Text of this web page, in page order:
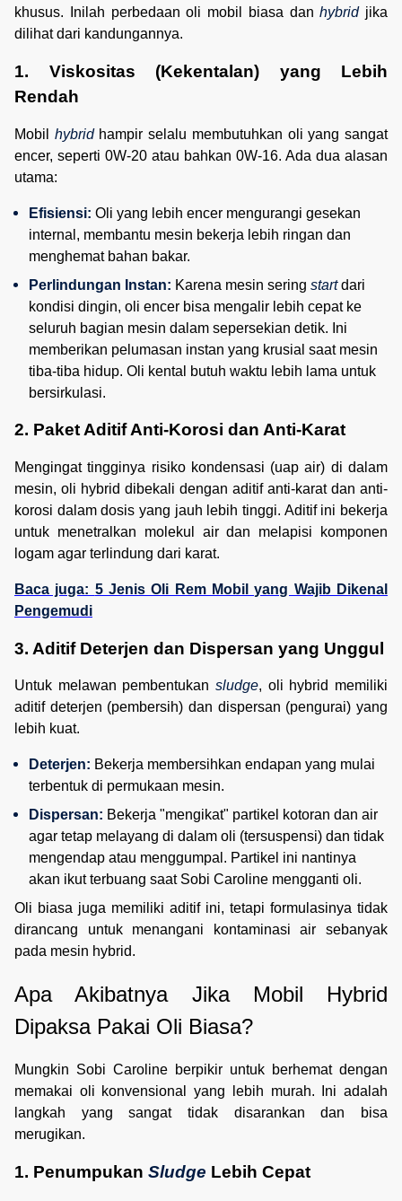
khusus. Inilah perbedaan oli mobil biasa danhybrid jika
dilihat dari kandungannya.
1. Viskositas (Kekentalan) yang Lebih
Rendah
Mobil hybrid hampir selalu membutuhkan oli yang sangat
encer, seperti 0W-20 atau bahkan 0W-16. Ada dua alasan
utama:
Efisiensi: Oli yang lebih encer mengurangi gesekan
internal, membantu mesin bekerja lebih ringan dan
menghemat bahan bakar.
Perlindungan Instan: Karena mesin sering start dari
kondisi dingin, oli encer bisa mengalir lebih cepat ke
seluruh bagian mesin dalam sepersekian detik. Ini
memberikan pelumasan instan yang krusial saat mesin
tiba-tiba hidup. Oli kental butuh waktu lebih lama untuk
bersirkulasi.
2. Paket Aditif Anti-Korosi dan Anti-Karat
Mengingat tingginya risiko kondensasi (uap air) di dalam
mesin, oli hybrid dibekali dengan aditif anti-karat dan anti-
korosi dalam dosis yang jauh lebih tinggi. Aditif ini bekerja
untuk menetralkan molekul air dan melapisi komponen
logam agar terlindung dari karat.
Baca juga: 5 Jenis Oli Rem Mobil yang Wajib Dikenal
Pengemudi
3. Aditif Deterjen dan Dispersan yang Unggul
Untuk melawan pembentukan sludge, oli hybrid memiliki
aditif deterjen (pembersih) dan dispersan (pengurai) yang
lebih kuat.
Deterjen: Bekerja membersihkan endapan yang mulai
terbentuk di permukaan mesin.
Dispersan: Bekerja "mengikat" partikel kotoran dan air
agar tetap melayang di dalam oli (tersuspensi) dan tidak
mengendap atau menggumpal. Partikel ini nantinya
akan ikut terbuang saat Sobi Caroline mengganti oli.
Oli biasa juga memiliki aditif ini, tetapi formulasinya tidak
dirancang untuk menangani kontaminasi air sebanyak
pada mesin hybrid.
Apa Akibatnya Jika Mobil Hybrid
Dipaksa Pakai Oli Biasa?
Mungkin Sobi Caroline berpikir untuk berhemat dengan
memakai oli konvensional yang lebih murah. Ini adalah
langkah yang sangat tidak disarankan dan bisa
merugikan.
1. Penumpukan Sludge Lebih Cepat